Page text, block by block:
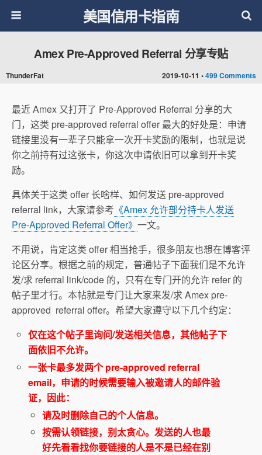
美国信用卡指南
2019-10-11 •499 Comments
Amex Pre-Approved Referral 分享专贴
ThunderFat
最近 Amex 又打开了 Pre-Approved Referral 分享的大
门，这类 pre-approved referral offer 最大的好处是：申请
链接里没有一辈子只能拿一次开卡奖励的限制，也就是说
你之前持有过这张卡，你这次申请依旧可以拿到开卡奖
励。
具体关于这类 offer 长啥样、如何发送 pre-approved
referral link，大家请参考 《Amex 允许部分持卡人发送
Pre-Approved Referral Offer》 一文。
不用说，肯定这类 offer 相当抢手，很多朋友也想在博客评
论区分享。根据之前的规定，普通帖子下面我们是不允许
发/求 referral link/code 的，只有在专门开的允许 refer 的
帖子里才行。本帖就是专门让大家来发/求 Amex pre-
approved referral offer。希望大家遵守以下几个约定：
仅在这个帖子里询问/发送相关信息，其他帖子下
面依旧不允许。
一张卡最多发两个 pre-approved referral
email，申请的时候需要输入被邀请人的邮件验
证，因此：
请及时删除自己的个人信息。
按需认领链接，别太贪心。发送的人也最
好先看看找你要链接的人是不是已经在别